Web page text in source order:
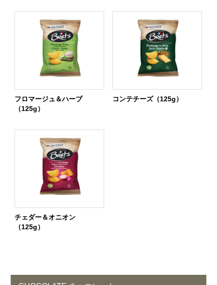
フロマージュ＆ハーブ
（125g）
コンテチーズ（125g）
チェダー＆オニオン
（125g）